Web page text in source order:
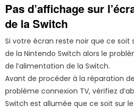
Pas d’affichage sur
de la Switch
Si votre écran reste noir que ce soit
de la Nintendo Switch alors le
de l’alimentation de la Switch.
Avant de procéder à la réparation
problème connexion TV, vérifiez
Switch est allumée que ce soit sur